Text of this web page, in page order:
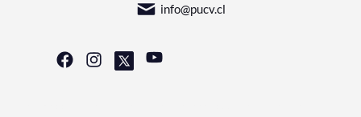
info@pucv.cl